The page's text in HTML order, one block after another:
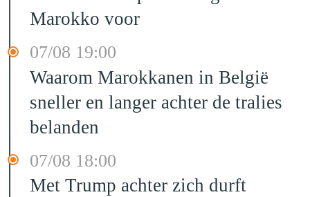
Marokko voor
07/08 19:00
Waarom Marokkanen in België
sneller en langer achter de tralies
belanden
07/08 18:00
Met Trump achter zich durft